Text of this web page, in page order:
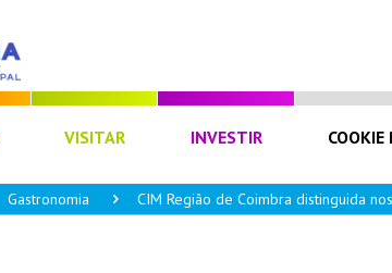
VISITAR INVESTIR COOKIE
Gastronomia CIM Região de Coimbra distinguida